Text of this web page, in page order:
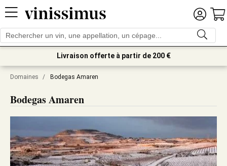
Livraison offerte à partir de 200 €
Domaines / Bodegas Amaren
Bodegas Amaren